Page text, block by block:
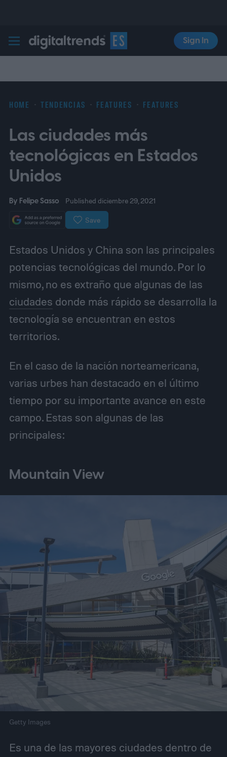
Digital Trends Español
Sign In
HOME TENDENCIAS FEATURES FEATURES
Las ciudades más
tecnológicas en Estados
Unidos
By Felipe Sasso Published diciembre 29, 2021
Save
Estados Unidos y China son las principales
potencias tecnológicas del mundo. Por lo
mismo, no es extraño que algunas de las
ciudades donde más rápido se desarrolla la
tecnología se encuentran en estos
territorios.
En el caso de la nación norteamericana,
varias urbes han destacado en el último
tiempo por su importante avance en este
campo. Estas son algunas de las
principales:
Mountain View
Getty Images
Es una de las mayores ciudades dentro de